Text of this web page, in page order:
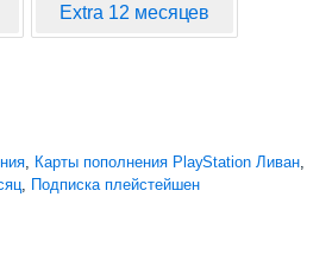
Extra 12 месяцев
, Карты пополнения PlayStation Ливан,
, Подписка плейстейшен